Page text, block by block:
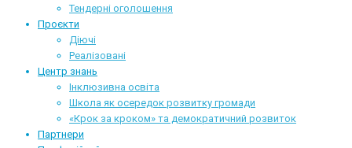
Тендерні оголошення
Проєкти
Діючі
Реалізовані
Центр знань
Інклюзивна освіта
Школа як осередок розвитку громади
«Крок за кроком» та демократичний розвиток
Партнери